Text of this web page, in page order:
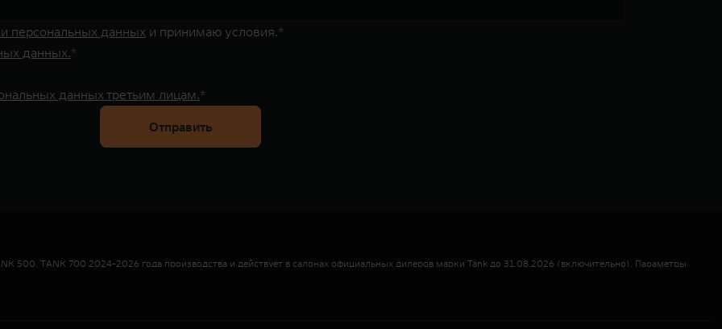
персональных данных и принимаю условия.
данных.
данных третьим лицам.
Отправить
500, TANK 700 2024-2026 года производства и действует в салонах официальных дилеров марки Tank до 31.08.2026 (включительно). Параметры
100 000 до 10 000 000 руб.
% ставка составляет от 1,000% до 13,600% на диапазонах первоначального взноса от 10,000% до 29,999% от стоимости автомобиля, при